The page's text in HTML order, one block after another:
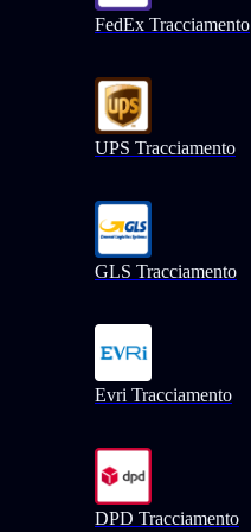
FedEx Tracciamento
UPS Tracciamento
GLS Tracciamento
Evri Tracciamento
DPD Tracciamento